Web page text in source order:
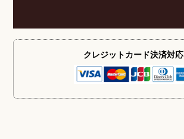
クレジットカード決済対応